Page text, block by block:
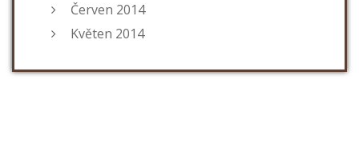
Červen 2014
Květen 2014